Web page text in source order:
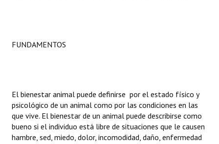
Premio al Mérito - Registro
Mujeres que Dejaron Huellas - Registro
Periodistas Decanos - Registro
Ciudadano Ilustre - Registro
FUNDAMENTOS
El bienestar animal puede definirse por el estado físico y
psicológico de un animal como por las condiciones en las
que vive. El bienestar de un animal puede describirse como
bueno si el individuo está libre de situaciones que le causen
hambre, sed, miedo, dolor, incomodidad, daño, enfermedad